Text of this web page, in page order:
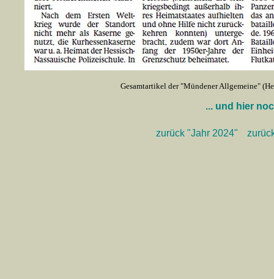
Gesamtartikel der "Mündener Allgemeine"
... und hier
zurück "Jahr 2024"